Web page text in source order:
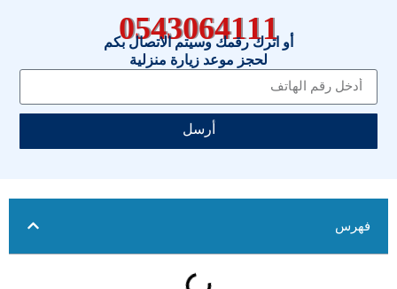
0543064111
أو اترك رقمك وسيتم الاتصال بكم
لحجز موعد زيارة منزلية
أرسل
فهرس